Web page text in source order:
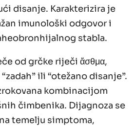
disanje. Karakterizira je
imunološki odgovor i
stabla.
od grčke riječi ἅσθμα,
ili “otežano disanje”.
kombinacijom
čimbenika. Dijagnoza se
temelju simptoma,